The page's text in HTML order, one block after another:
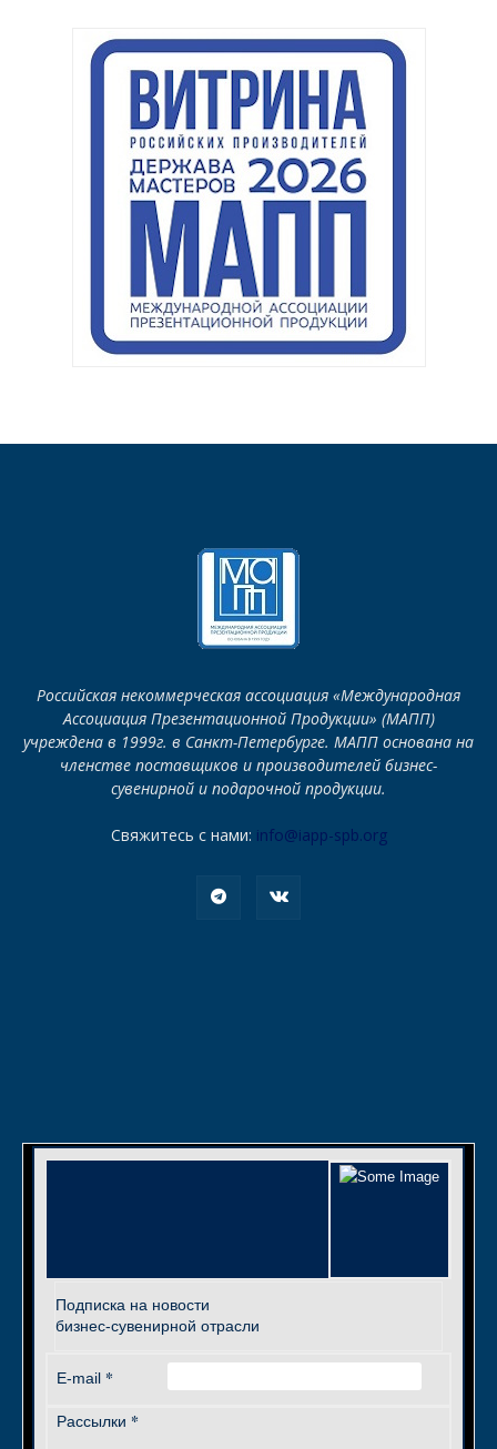
Российская некоммерческая ассоциация «Международная
Ассоциация Презентационной Продукции» (МАПП)
учреждена в 1999г. в Санкт-Петербурге. МАПП основана на
членстве поставщиков и производителей бизнес-
сувенирной и подарочной продукции.
Свяжитесь с нами: info@iapp-spb.org
Подписка на новости
бизнес-сувенирной отрасли
E-mail *
Рассылки *